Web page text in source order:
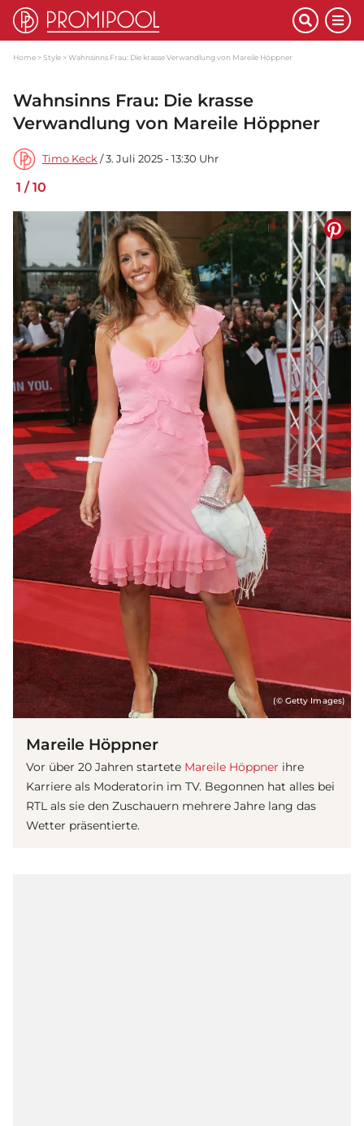
Home Style Wahnsinns Frau: Die krasse Verwandlung von Mareile Höppner
Wahnsinns Frau: Die krasse
Verwandlung von Mareile Höppner
Timo Keck / 3. Juli 2025 - 13:30 Uhr
1 /10
(© Getty Images)
Mareile Höppner
Vor über 20 Jahren startete Mareile Höppner ihre
Karriere als Moderatorin im TV. Begonnen hat alles bei
RTL als sie den Zuschauern mehrere Jahre lang das
Wetter präsentierte.